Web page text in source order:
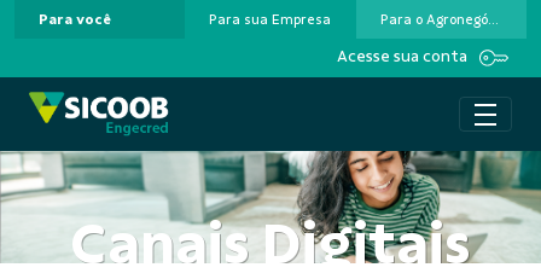
Pular para o Conteúdo principal
Para você Para sua Empresa Para o Agronegócio
Acesse sua conta
Canais Digitais